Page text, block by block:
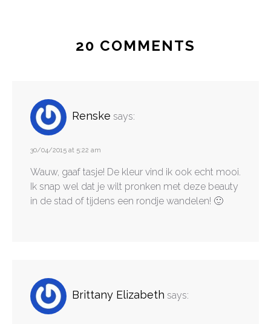
20 COMMENTS
Renske says:
30/04/2015 at 5:22 am
Wauw, gaaf tasje! De kleur vind ik ook echt mooi.
Ik snap wel dat je wilt pronken met deze beauty
in de stad of tijdens een rondje wandelen! 🙂
Brittany Elizabeth says: